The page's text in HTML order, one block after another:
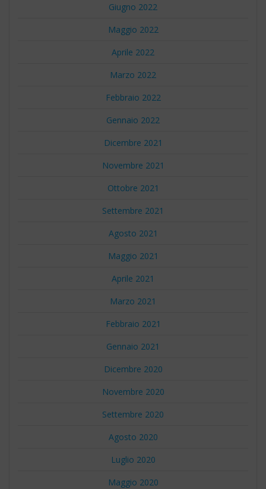
Giugno 2022
Maggio 2022
Aprile 2022
Marzo 2022
Febbraio 2022
Gennaio 2022
Dicembre 2021
Novembre 2021
Ottobre 2021
Settembre 2021
Agosto 2021
Maggio 2021
Aprile 2021
Marzo 2021
Febbraio 2021
Gennaio 2021
Dicembre 2020
Novembre 2020
Settembre 2020
Agosto 2020
Luglio 2020
Maggio 2020